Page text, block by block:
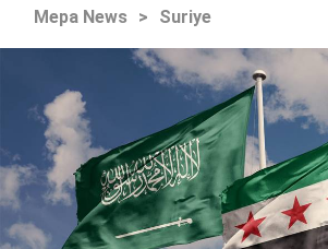
Mepa News > Suriye